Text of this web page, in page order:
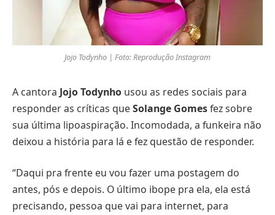
Jojo Todynho | Foto: Reprodução Instagram
A cantora Jojo Todynho usou as redes sociais para
responder as críticas queSolange Gomesfez sobre
sua última lipoaspiração. Incomodada, a funkeira não
deixou a história para lá e fez questão de responder.
“Daqui pra frente eu vou fazer uma postagem do
antes, pós e depois. O último ibope pra ela, ela está
precisando, pessoa que vai para internet, para